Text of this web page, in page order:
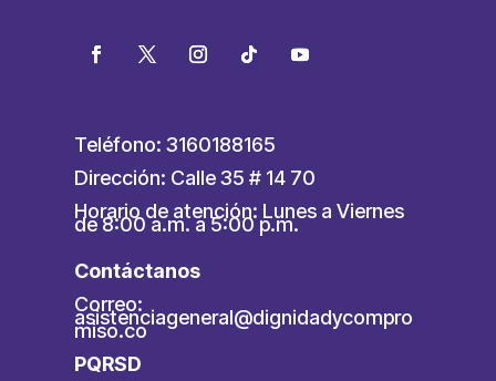
Teléfono: 3160188165
Dirección: Calle 35 # 14 70
Horario de atención: Lunes a Viernes
de 8:00 a.m. a 5:00 p.m.
Contáctanos
Correo:
asistenciageneral@dignidadycompro
miso.co
PQRSD